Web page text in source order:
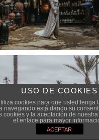
USO DE COOKIES
cookies para que usted tenga
navegando está dando su
cookies y la aceptación de nuestra
el enlace para mayor
ACEPTAR